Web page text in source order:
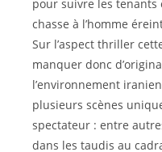
pour suivre les tenants
chasse à l’homme
Sur l’aspect thriller
manquer donc
l’environnement
plusieurs scènes
spectateur : entre
dans les taudis au